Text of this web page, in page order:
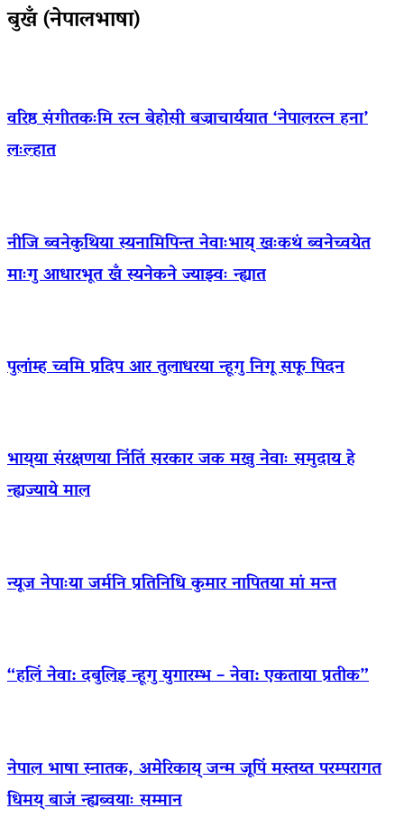
बुखँ (नेपालभाषा)
वरिष्ठ संगीतकःमि रत्न बेहोसी बज्राचार्ययात ‘नेपालरत्न हना’
लःल्हात
नीजि ब्वनेकुथिया स्यनामिपिन्त नेवाःभाय् खःकथं ब्वनेच्वयेत
माःगु आधारभूत खँ स्यनेकने ज्याझ्वः न्ह्यात
पुलांम्ह च्वमि प्रदिप आर तुलाधरया न्हूगु निगू सफू पिदन
भाय्‌या संरक्षणया निंतिं सरकार जक मखु नेवाः समुदाय हे
न्ह्यज्याये माल
न्यूज नेपाःया जर्मनि प्रतिनिधि कुमार नापितया मां मन्त
“हलिं नेवा: दबुलिइ न्हूगु युगारम्भ – नेवा: एकताया प्रतीक”
नेपाल भाषा स्नातक, अमेरिकाय् जन्म जूपिं मस्तय्त परम्परागत
धिमय् बाजं न्ह्यब्वयाः सम्मान